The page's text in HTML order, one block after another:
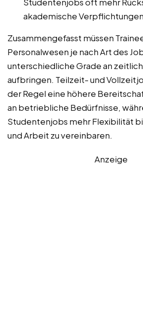
akademische
Zusammengefasst müssen
Personalwesen je nach Art des
unterschiedliche Grade an
aufbringen. Teilzeit- und
der Regel eine höhere
an betriebliche Bedürfnisse,
Studentenjobs mehr Flexibilität
und Arbeit zu vereinbaren.
Anzeige